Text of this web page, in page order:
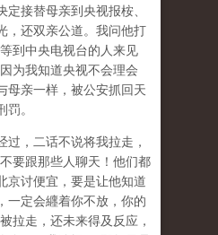
接替母亲到央视报桉、
，还双亲公道。我问他打
到中央电视台的人来见
为我知道央视不会理会
母亲一样，被公安抓回天
。
过，二话不说将我拉走，
要跟那些人聊天！他们都
京讨便宜，要是让他知道
一定会纒着你不放，你的
拉走，还未来得及反应，